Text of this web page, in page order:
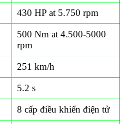
430 HP at 5.750 rpm
500 Nm at 4.500-5000
rpm
251 km/h
5.2 s
8 cấp điều khiển điện tử